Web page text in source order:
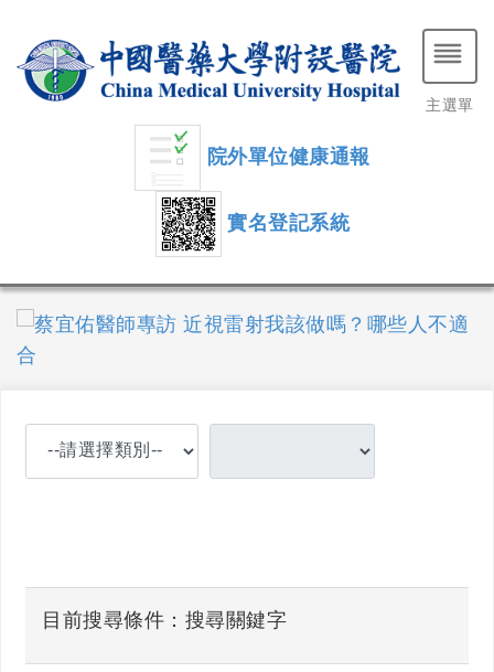
院外單位健康通報
實名登記系統
主選單
目前搜尋條件：搜尋關鍵字